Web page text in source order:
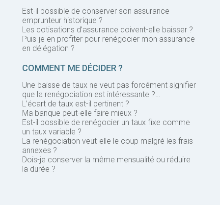
Est-il possible de conserver son assurance
emprunteur historique ?
Les cotisations d’assurance doivent-elle baisser ?
Puis-je en profiter pour renégocier mon assurance
en délégation ?
COMMENT ME DÉCIDER ?
Une baisse de taux ne veut pas forcément signifier
que la renégociation est intéressante ?…
L’écart de taux est-il pertinent ?
Ma banque peut-elle faire mieux ?
Est-il possible de renégocier un taux fixe comme
un taux variable ?
La renégociation veut-elle le coup malgré les frais
annexes ?
Dois-je conserver la même mensualité ou réduire
la durée ?